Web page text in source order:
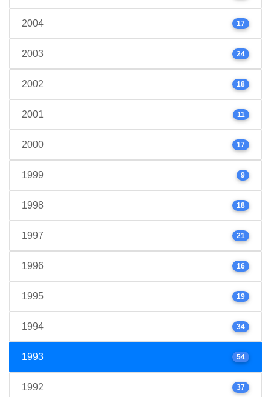
2004 17
2003 24
2002 18
2001 11
2000 17
1999 9
1998 18
1997 21
1996 16
1995 19
1994 34
1993 54
1992 37